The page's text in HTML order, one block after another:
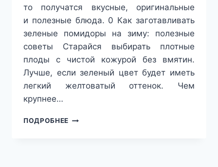
то получатся вкусные, оригинальные
и полезные блюда. 0 Как заготавливать
зеленые помидоры на зиму: полезные
советы Старайся выбирать плотные
плоды с чистой кожурой без вмятин.
Лучше, если зеленый цвет будет иметь
легкий желтоватый оттенок. Чем
крупнее…
ПОДРОБНЕЕ ЗЕЛЕНЫЕ